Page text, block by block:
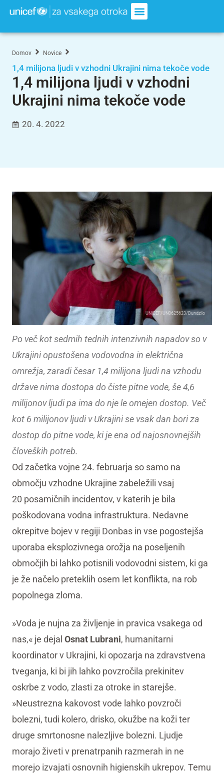
Domov Novice
1,4 milijona ljudi v vzhodni Ukrajini nima tekoče vode
1,4 milijona ljudi v vzhodni
Ukrajini nima tekoče vode
20. 4. 2022
UNICEF/UN0625623/Bundzilo
Po več kot sedmih tednih intenzivnih napadov so v
Ukrajini opustošena vodovodna in električna
omrežja, zaradi česar 1,4 milijona ljudi na vzhodu
države nima dostopa do čiste pitne vode, še 4,6
milijonov ljudi pa ima do nje le omejen dostop. Več
kot 6 milijonov ljudi v Ukrajini se vsak dan bori za
dostop do pitne vode, ki je ena od najosnovnejših
človeških potreb.
Od začetka vojne 24. februarja so samo na
območju vzhodne Ukrajine zabeležili vsaj
20 posamičnih incidentov, v katerih je bila
poškodovana vodna infrastruktura. Nedavne
okrepitve bojev v regiji Donbas in vse pogostejša
uporaba eksplozivnega orožja na poseljenih
območjih bi lahko potisnili vodovodni sistem, ki ga
je že načelo preteklih osem let konflikta, na rob
popolnega zloma.
»Voda je nujna za življenje in pravica vsakega od
nas,« je dejal Osnat Lubrani, humanitarni
koordinator v Ukrajini, ki opozarja na zdravstvena
tveganja, ki bi jih lahko povzročila prekinitev
oskrbe z vodo, zlasti za otroke in starejše.
»Neustrezna kakovost vode lahko povzroči
bolezni, tudi kolero, drisko, okužbe na koži ter
druge smrtonosne nalezljive bolezni. Ljudje
morajo živeti v prenatrpanih razmerah in ne
morejo izvajati osnovnih higienskih ukrepov. Temu